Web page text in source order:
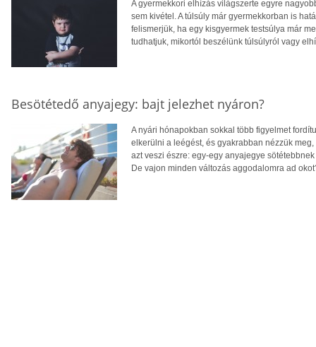
A gyermekkori elhízás világszerte egyre
sem kivétel. A túlsúly már gyermekkorban is
felismerjük, ha egy kisgyermek testsúlya már
tudhatjuk, mikortól beszélünk túlsúlyról vagy
Besötétedő anyajegy: bajt jelezhet nyáron?
A nyári hónapokban sokkal több figyelmet
elkerülni a leégést, és gyakrabban nézzük
azt veszi észre: egy-egy anyajegye
De vajon minden változás aggodalomra ad